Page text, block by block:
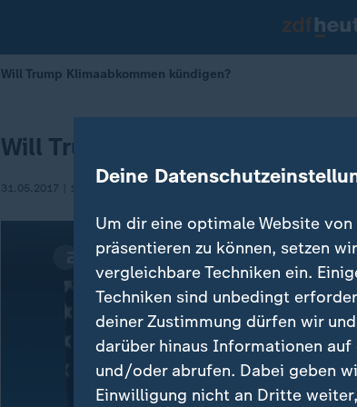
Will Trump Klimaabkommen kündigen?
Will Trump Klimaabkommen
31.05.2017 | 17:00 Deine
Um dir eine optimale Website von
präsentieren zu können, setzen
vergleichbare Techniken ein.
Techniken sind unbedingt
deiner Zustimmung dürfen wir
darüber hinaus Informationen auf
und/oder abrufen. Dabei geben
Einwilligung nicht an Dritte